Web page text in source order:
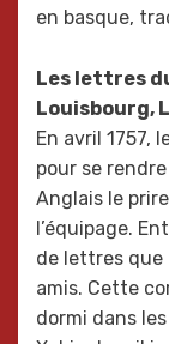
en basque,
Les lettres
Louisbourg,
En avril 1757,
pour se
Anglais le
l’équipage.
de lettres que
amis. Cette
dormi dans